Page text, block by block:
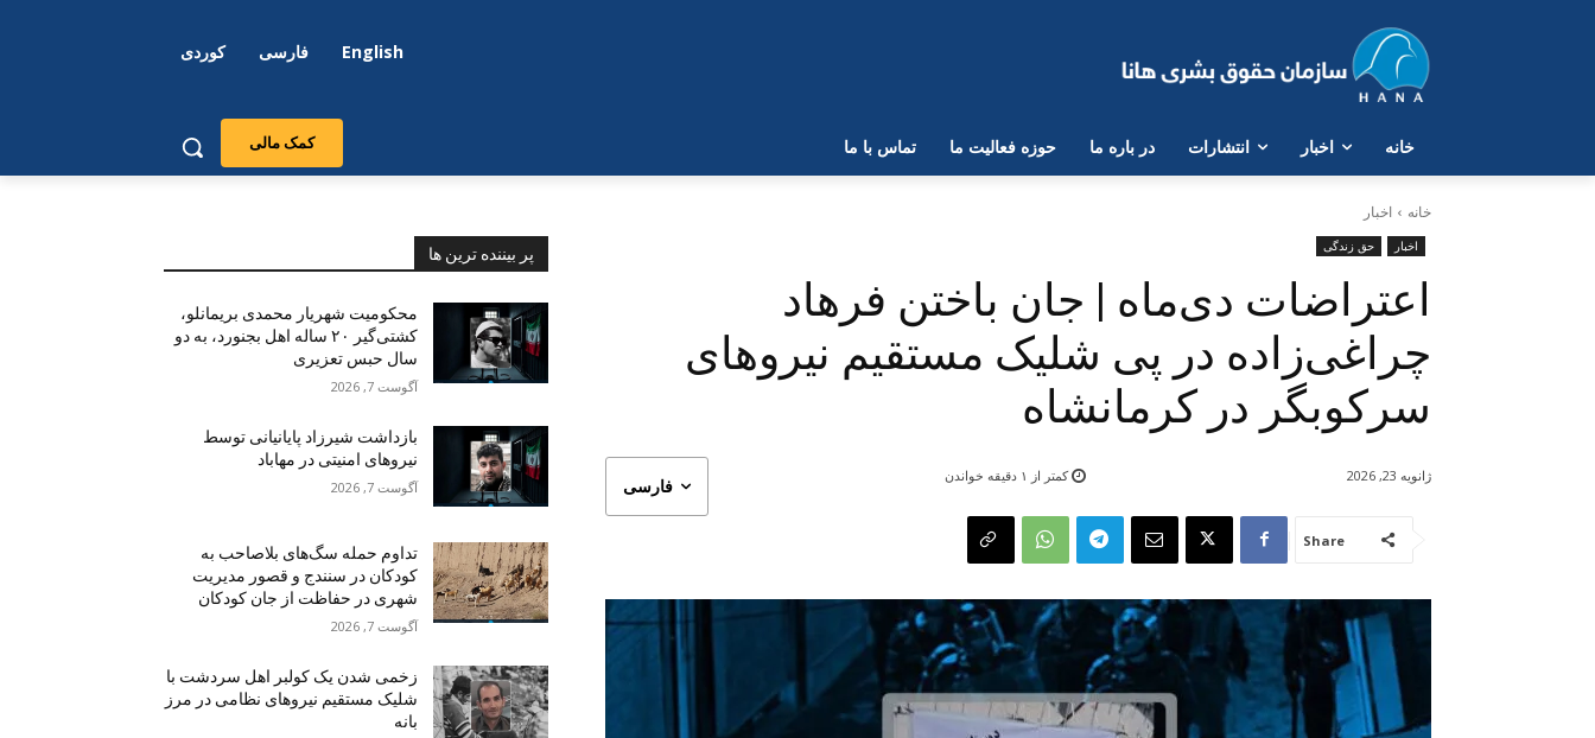
English فارسی کوردی
کمک مالی خانە اخبار انتشارات در بارە ما حوزه فعالیت ما تماس با ما
خانه اخبار
اخبار حق زندگی
اعتراضات دی‌ماه | جان باختن فرهاد
چراغی‌زاده در پی شلیک مستقیم نیروهای
سرکوبگر در کرمانشاه
فارسی کمتر از ۱ دقیقه خواندن ژانویه 23, 2026
Share
پر بیننده ترین ها
محکومیت شهریار محمدی بریمانلو،
کشتی‌گیر ۲۰ ساله اهل بجنورد، به دو
سال حبس تعزیری
آگوست 7, 2026
بازداشت شیرزاد پایانیانی توسط
نیروهای امنیتی در مهاباد
آگوست 7, 2026
تداوم حمله سگ‌های بلاصاحب به
کودکان در سنندج و قصور مدیریت
شهری در حفاظت از جان کودکان
آگوست 7, 2026
زخمی شدن یک کولبر اهل سردشت با
شلیک مستقیم نیروهای نظامی در مرز
بانه